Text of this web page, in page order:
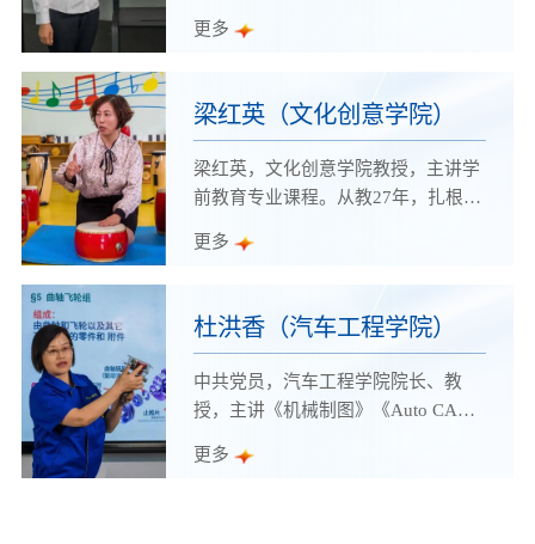
持的多项课题获省教育科学优秀成果
育虚拟现实技术应用专业教学资源库
建设。荣获全国职业院校技能大赛优
秀指导教师、潍坊职业学院教学名
师、潍坊职业学院师德标兵等荣誉称
更多
梁红英（文化创意学院）
梁红英，文化创意学院教授，主讲学
前教育专业课程。从教27年，扎根讲
人，以丰富的学识引导人，以博大的
教学能力大赛三等奖、山东省职业院
校信息化教学大赛三等奖、山东师范
学校语文优质课评选一等奖等奖项，
荣获潍坊市教学能手、学院师德标兵
更多
杜洪香（汽车工程学院）
中共党员，汽车工程学院院长、教
授，主讲《机械制图》《Auto CAD
省教学名师、山东高校十大师德标
更多